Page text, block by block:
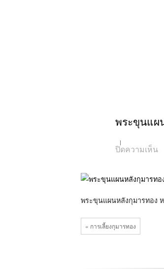
พระขุนแผ
ปิดความเห็นบน
พระขุนแผนหลังกุมารทอง
« การเลี้ยงกุมารทอง